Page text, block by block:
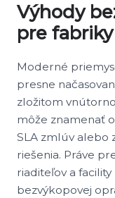
Výhody
pre fabriky
Moderné
presne
zložitom
môže znamenať
SLA zmlúv alebo
riešenia. Práve
riaditeľov a
bezvýkopovej